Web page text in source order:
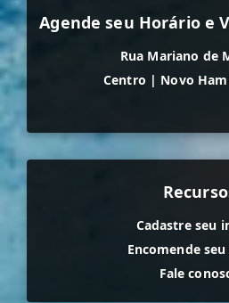
Agende seu Horário e
Rua Mariano de
Centro | Novo
Cadastre seu
Encomende
Fale